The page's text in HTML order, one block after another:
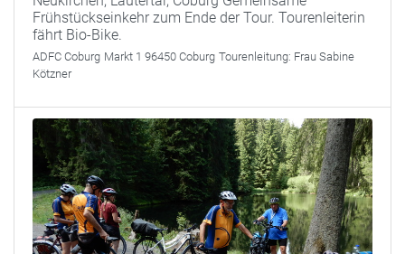
Frühstückseinkehr zum Ende der Tour. Tourenleiterin
fährt Bio-Bike.
ADFC Coburg Markt 1 96450 Coburg Tourenleitung: Frau Sabine
Kötzner